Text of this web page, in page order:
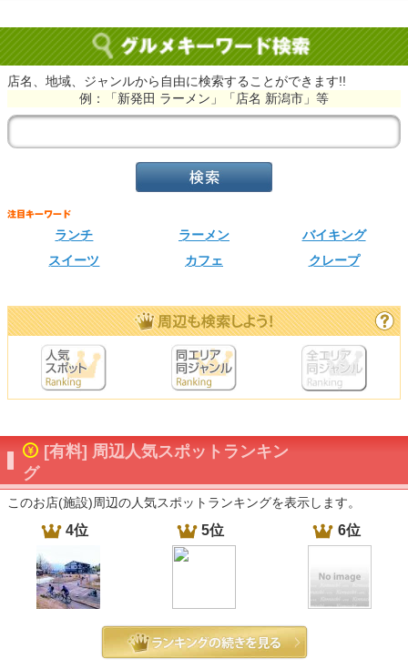
店名、地域、ジャンルから自由に検索することができます!!
例：「新発田 ラーメン」「店名 新潟市」等
ランチ ラーメン
バイキング
スイーツ
カフェ クレープ
[有料] 周辺人気スポットランキン
グ
このお店(施設)周辺の人気スポットランキングを表示します。
4位 5位 6位